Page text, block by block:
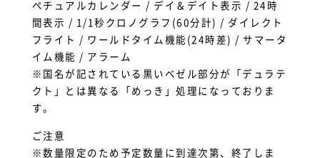
ペチュアルカレンダー / デイ＆デイト表示 / 24時
間表示 / 1/1秒クロノグラフ(60分計) / ダイレクト
フライト / ワールドタイム機能(24時差) / サマータ
イム機能 / アラーム
※国名が記されている黒いベゼル部分が「デュラテ
クト」とは異なる「めっき」処理になっておりま
す。
ご注意
※数量限定のため予定数量に到達次第、終了しま